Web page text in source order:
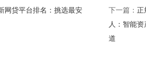
网贷平台排名：挑选最安
下一篇： 正
人：智能
道